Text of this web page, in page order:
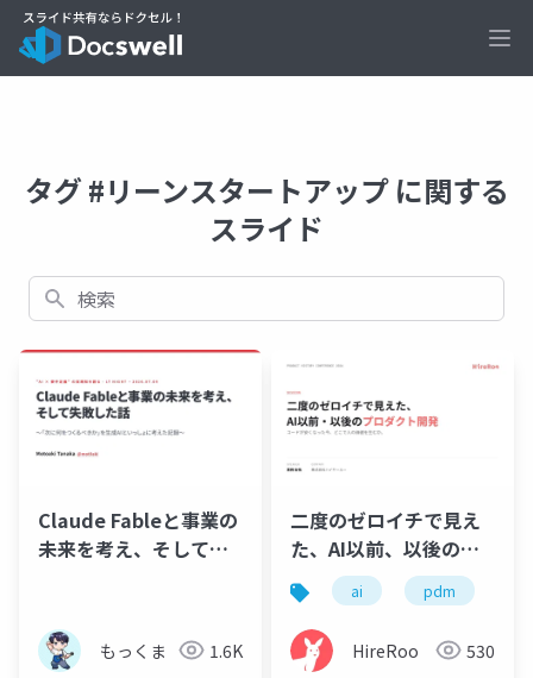
タグ #リーンスタートアップ に関する
スライド
検索
Claude Fableと事業の
未来を考え、そして失
もっくま 1.6K
二度のゼロイチで見え
た、AI以前、以後のプ
ロダクト開発｜
Product History
Conference 2026 登壇
資料
ai pdm
HireRoo 530